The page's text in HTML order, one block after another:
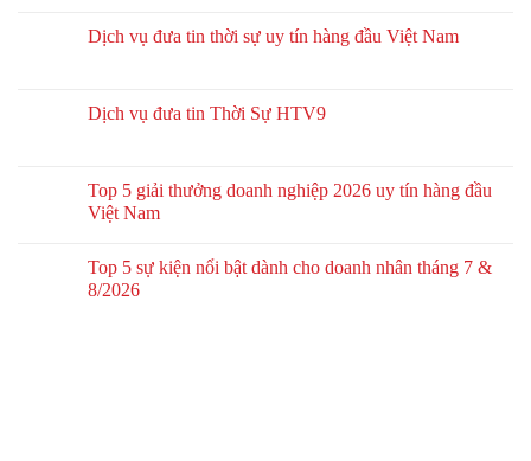
Dịch vụ đưa tin thời sự uy tín hàng đầu Việt Nam
Dịch vụ đưa tin Thời Sự HTV9
Top 5 giải thưởng doanh nghiệp 2026 uy tín hàng đầu
Việt Nam
Top 5 sự kiện nổi bật dành cho doanh nhân tháng 7 &
8/2026